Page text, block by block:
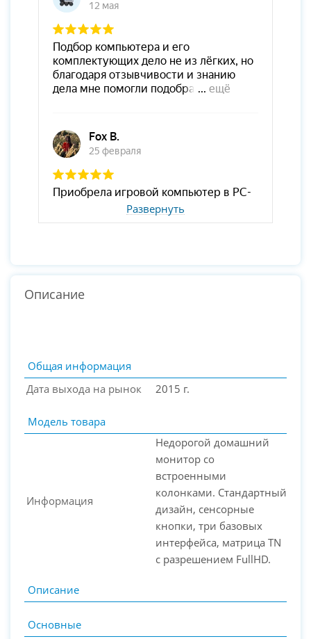
PC-Arena на карте Москвы — Яндекс Карты
Развернуть
Описание
Общая информация
Дата выхода на рынок
2015 г.
Модель товара
Информация
Недорогой домашний
монитор со
встроенными
колонками. Стандартный
дизайн, сенсорные
кнопки, три базовых
интерфейса, матрица TN
c разрешением FullHD.
Описание
Основные